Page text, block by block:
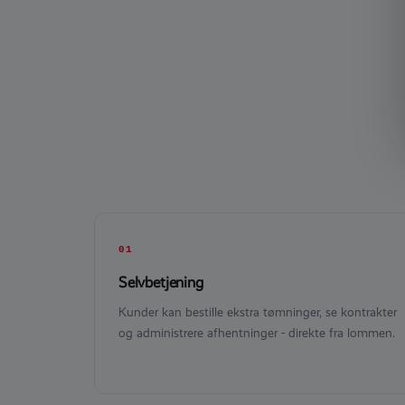
01
Selvbetjening
Kunder kan bestille ekstra tømninger, se kontrakter
og administrere afhentninger - direkte fra lommen.